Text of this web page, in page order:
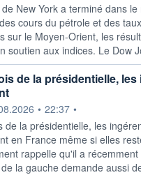
New York a terminé dans
cours du pétrole et des
sur le Moyen-Orient, les
soutien aux indices. Le Dow
de la présidentielle,
fournie par
• 22:37 •
de la présidentielle, les
en France même si elles
rappelle qu'il a
la gauche demande aussi